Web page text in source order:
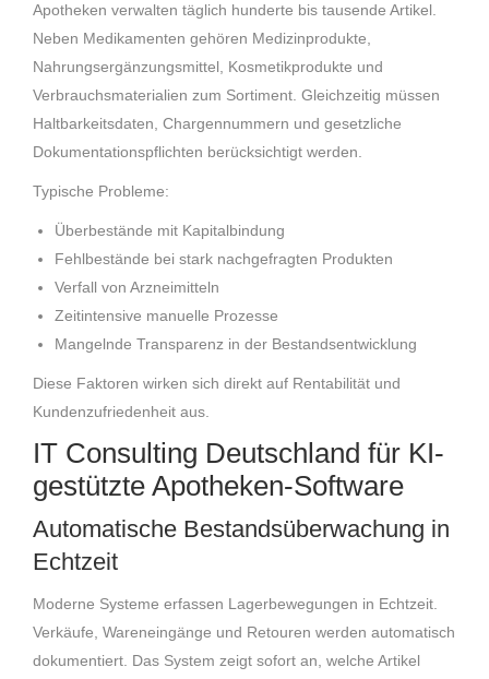
Apotheken verwalten täglich hunderte bis tausende Artikel.
Neben Medikamenten gehören Medizinprodukte,
Nahrungsergänzungsmittel, Kosmetikprodukte und
Verbrauchsmaterialien zum Sortiment. Gleichzeitig müssen
Haltbarkeitsdaten, Chargennummern und gesetzliche
Dokumentationspflichten berücksichtigt werden.
Typische Probleme:
Überbestände mit Kapitalbindung
Fehlbestände bei stark nachgefragten Produkten
Verfall von Arzneimitteln
Zeitintensive manuelle Prozesse
Mangelnde Transparenz in der Bestandsentwicklung
Diese Faktoren wirken sich direkt auf Rentabilität und
Kundenzufriedenheit aus.
IT Consulting Deutschland für KI-
gestützte Apotheken-Software
Automatische Bestandsüberwachung in
Echtzeit
Moderne Systeme erfassen Lagerbewegungen in Echtzeit.
Verkäufe, Wareneingänge und Retouren werden automatisch
dokumentiert. Das System zeigt sofort an, welche Artikel